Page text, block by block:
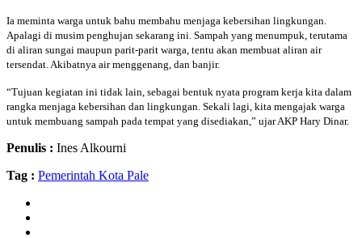
Ia meminta warga untuk bahu membahu menjaga kebersihan lingkungan.
Apalagi di musim penghujan sekarang ini. Sampah yang menumpuk, terutama
di aliran sungai maupun parit-parit warga, tentu akan membuat aliran air
tersendat. Akibatnya air menggenang, dan banjir.
“Tujuan kegiatan ini tidak lain, sebagai bentuk nyata program kerja kita dalam
rangka menjaga kebersihan dan lingkungan. Sekali lagi, kita mengajak warga
untuk membuang sampah pada tempat yang disediakan,” ujar AKP Hary Dinar.
Penulis : Ines Alkourni
Tag : Pemerintah Kota Pale